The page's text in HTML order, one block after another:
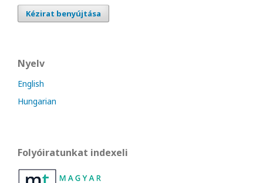
Kézirat benyújtása
Nyelv
English
Hungarian
Folyóiratunkat indexeli